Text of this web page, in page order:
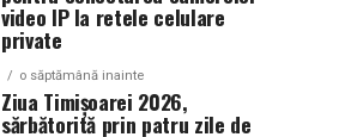
video IP la retele celulare
private
o săptămână inainte
Ziua Timișoarei 2026,
sărbătorită prin patru zile de